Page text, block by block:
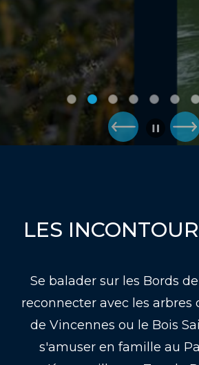
LES
Se balader sur les Bords
reconnecter avec les arbres
de Vincennes ou le Bois
s'amuser en famille au